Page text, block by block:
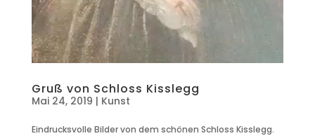
Gruß von Schloss Kisslegg
Mai 24, 2019 | Kunst
Eindrucksvolle Bilder von dem schönen Schloss Kisslegg.